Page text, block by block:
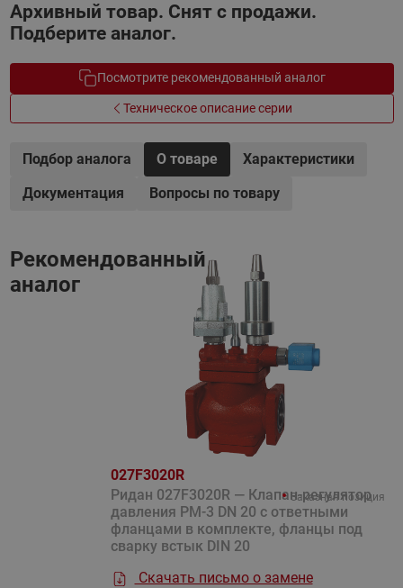
Архивный товар. Снят с продажи.
Подберите аналог.
Посмотрите рекомендованный аналог
Техническое описание серии
Подбор аналога О товаре
Характеристики
Документация
Вопросы по товару
Рекомендованный
аналог
027F3020R
Ридан 027F3020R — Клапан-регулятор
давления PM-3 DN 20 с ответными
фланцами в комплекте, фланцы под
сварку встык DIN 20
Скачать письмо о замене
Заказная позиция